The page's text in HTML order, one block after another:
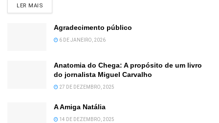
LER MAIS
Agradecimento público
6 DE JANEIRO, 2026
Anatomia do Chega: A propósito de um livro
do jornalista Miguel Carvalho
27 DE DEZEMBRO, 2025
A Amiga Natália
14 DE DEZEMBRO, 2025